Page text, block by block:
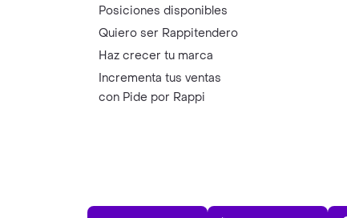
Posiciones disponibles
Quiero ser Rappitendero
Haz crecer tu marca
Incrementa tus ventas
con Pide por Rappi
App Store Play Store